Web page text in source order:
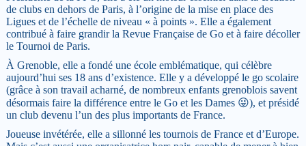
de clubs en dehors de Paris, à l’origine de la mise en place des
Ligues et de l’échelle de niveau « à points ». Elle a également
contribué à faire grandir la Revue Française de Go et à faire décoller
le Tournoi de Paris.
À Grenoble, elle a fondé une école emblématique, qui célèbre
aujourd’hui ses 18 ans d’existence. Elle y a développé le go scolaire
(grâce à son travail acharné, de nombreux enfants grenoblois savent
désormais faire la différence entre le Go et les Dames 😜), et présidé
un club devenu l’un des plus importants de France.
Joueuse invétérée, elle a sillonné les tournois de France et d’Europe.